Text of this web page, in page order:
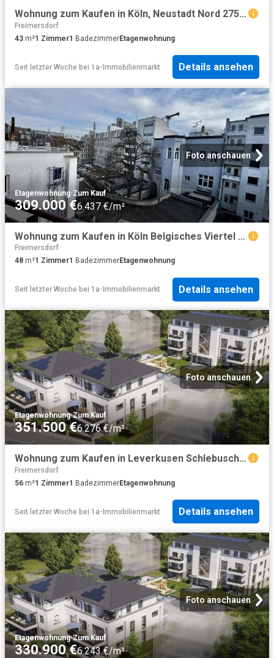
Wohnung zum Kaufen in Köln, Neustadt Nord 275.000,00 EUR 43 m²
Freimersdorf
43 m²1 Zimmer1 BadezimmerEtagenwohnung
Seit letzter Woche bei 1a-Immobilienmarkt Details ansehen
Foto anschauen
Etagenwohnung·Zum Kauf
309.000 €6.437 €/m²
Wohnung zum Kaufen in Köln Belgisches Viertel 309.000,00 EUR 48 m²
Freimersdorf
48 m²1 Zimmer1 BadezimmerEtagenwohnung
Seit letzter Woche bei 1a-Immobilienmarkt Details ansehen
Foto anschauen
Etagenwohnung·Zum Kauf
351.500 €6.276 €/m²
Wohnung zum Kaufen in Leverkusen Schlebusch 351.500,00 EUR 56.42 m²
Freimersdorf
56 m²1 Zimmer1 BadezimmerEtagenwohnung
Seit letzter Woche bei 1a-Immobilienmarkt Details ansehen
Foto anschauen
Etagenwohnung·Zum Kauf
330.900 €6.243 €/m²